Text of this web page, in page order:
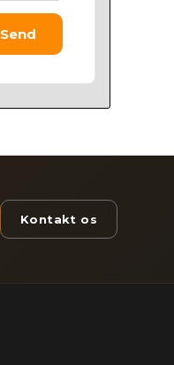
Send
Kontakt os